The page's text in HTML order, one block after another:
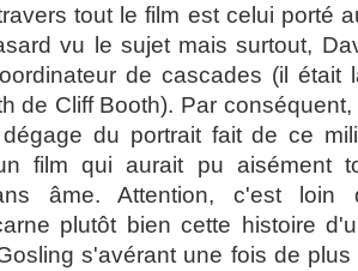
tout le film est celui porté
vu le sujet mais surtout,
de cascades (il était
de Cliff Booth). Par
du portrait fait de ce
film qui aurait pu aisément
âme. Attention, c'est loin
plutôt bien cette histoire
s'avérant une fois de